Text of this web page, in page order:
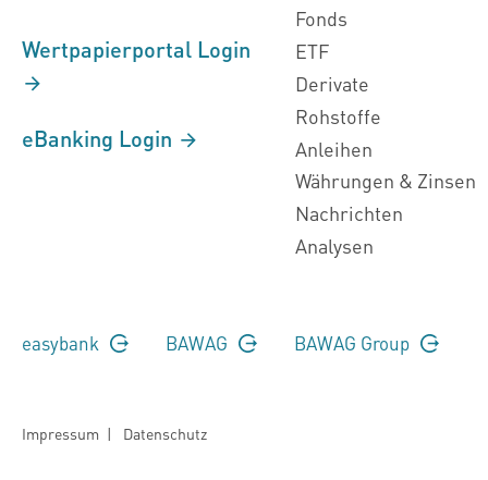
Wertpapierportal Login
eBanking Login
Fonds
ETF
Derivate
Rohstoffe
Anleihen
Währungen & Zinsen
Nachrichten
Analysen
easybank BAWAG BAWAG Group
Impressum | Datenschutz